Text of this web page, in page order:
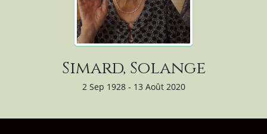
Simard, Solange
2 Sep 1928 - 13 Août 2020